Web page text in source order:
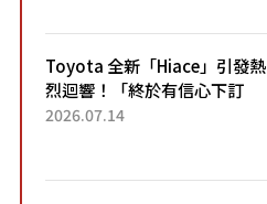
「三...
Toyota 全新「Hiace」引發熱
烈迴響！「終於有信心下訂
了！」「哪個等級交車最
車？...
2026.07.14